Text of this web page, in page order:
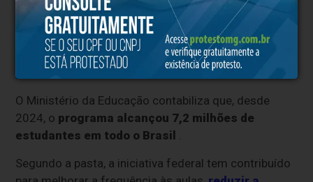
É preciso fazer o login da plataforma digital
Gov.br. e digitar a senha da conta do estudante.
Pé-de-Meia
O Ministério da Educação contabiliza que, desde
2024, o programa alcançou 7,2 milhões de
estudantes em todo o Brasil .
Segundo a pasta, a iniciativa federal tem contribuído